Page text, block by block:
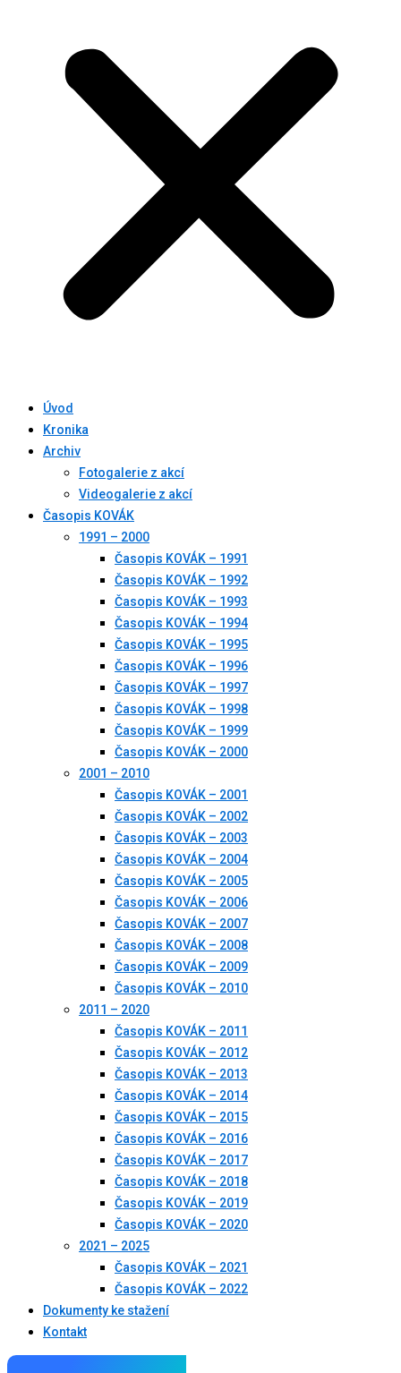
Úvod
Kronika
Archiv
Fotogalerie z akcí
Videogalerie z akcí
Časopis KOVÁK
1991 – 2000
Časopis KOVÁK – 1991
Časopis KOVÁK – 1992
Časopis KOVÁK – 1993
Časopis KOVÁK – 1994
Časopis KOVÁK – 1995
Časopis KOVÁK – 1996
Časopis KOVÁK – 1997
Časopis KOVÁK – 1998
Časopis KOVÁK – 1999
Časopis KOVÁK – 2000
2001 – 2010
Časopis KOVÁK – 2001
Časopis KOVÁK – 2002
Časopis KOVÁK – 2003
Časopis KOVÁK – 2004
Časopis KOVÁK – 2005
Časopis KOVÁK – 2006
Časopis KOVÁK – 2007
Časopis KOVÁK – 2008
Časopis KOVÁK – 2009
Časopis KOVÁK – 2010
2011 – 2020
Časopis KOVÁK – 2011
Časopis KOVÁK – 2012
Časopis KOVÁK – 2013
Časopis KOVÁK – 2014
Časopis KOVÁK – 2015
Časopis KOVÁK – 2016
Časopis KOVÁK – 2017
Časopis KOVÁK – 2018
Časopis KOVÁK – 2019
Časopis KOVÁK – 2020
2021 – 2025
Časopis KOVÁK – 2021
Časopis KOVÁK – 2022
Dokumenty ke stažení
Kontakt